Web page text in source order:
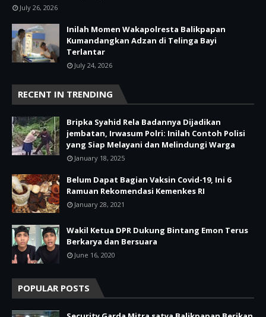
July 26, 2026
Inilah Momen Wakapolresta Balikpapan
Kumandangkan Adzan di Telinga Bayi
Terlantar
July 24, 2026
RECENT IN TRENDING
Bripka Syahid Rela Badannya Dijadikan
jembatan, Irwasum Polri: Inilah Contoh Polisi
yang Siap Melayani dan Melindungi Warga
January 18, 2025
Belum Dapat Bagian Vaksin Covid-19, Ini 6
Ramuan Rekomendasi Kemenkes RI
January 28, 2021
Wakil Ketua DPR Dukung Bintang Emon Terus
Berkarya dan Bersuara
June 16, 2020
POPULAR POSTS